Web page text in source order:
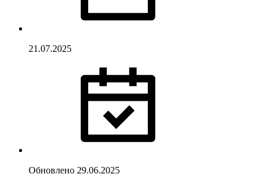
21.07.2025
Обновлено 29.06.2025